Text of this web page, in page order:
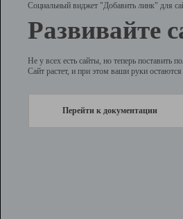
Социальный виджет "Добавить линк" для
Развивайте
Не у всех есть сайты, но теперь
Сайт растет, и при этом ваши руки
Перейти к документации